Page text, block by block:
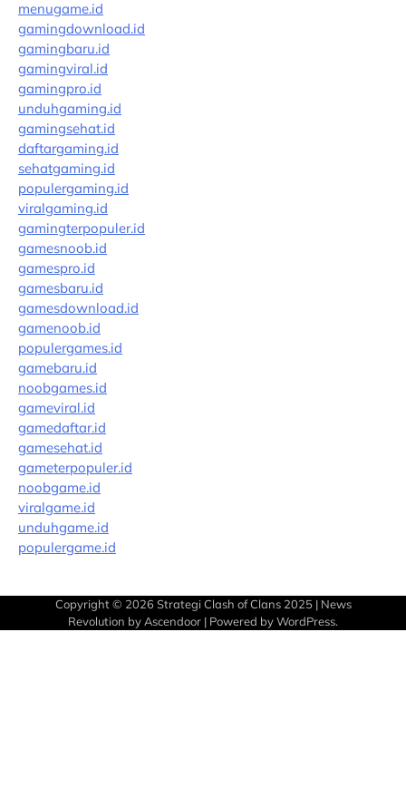
menugame.id
gamingdownload.id
gamingbaru.id
gamingviral.id
gamingpro.id
unduhgaming.id
gamingsehat.id
daftargaming.id
sehatgaming.id
populergaming.id
viralgaming.id
gamingterpopuler.id
gamesnoob.id
gamespro.id
gamesbaru.id
gamesdownload.id
gamenoob.id
populergames.id
gamebaru.id
noobgames.id
gameviral.id
gamedaftar.id
gamesehat.id
gameterpopuler.id
noobgame.id
viralgame.id
unduhgame.id
populergame.id
Copyright © 2026 Strategi Clash of Clans 2025| News
Revolution byAscendoor | Powered byWordPress.